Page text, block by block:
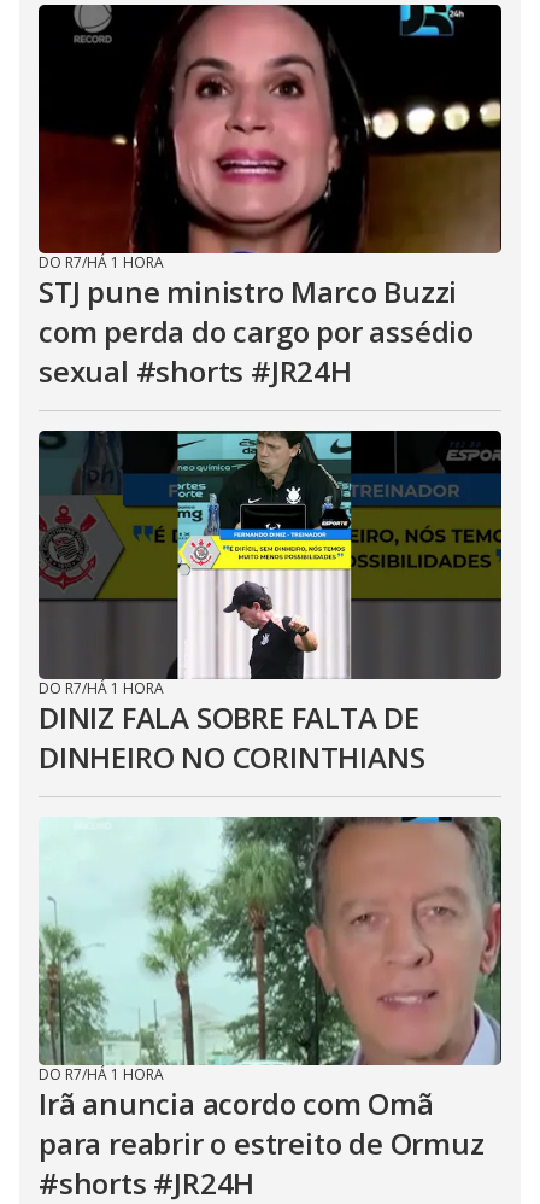
DO R7/HÁ 1 HORA
STJ pune ministro Marco Buzzi
com perda do cargo por assédio
sexual #shorts #JR24H
DO R7/HÁ 1 HORA
DINIZ FALA SOBRE FALTA DE
DINHEIRO NO CORINTHIANS
DO R7/HÁ 1 HORA
Irã anuncia acordo com Omã
para reabrir o estreito de Ormuz
#shorts #JR24H